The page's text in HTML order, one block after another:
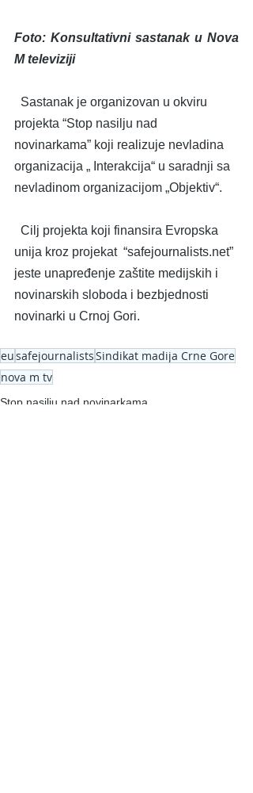
Foto: Konsultativni sastanak u Nova
M televiziji
projekta “Stop nasilju nad
novinarkama” koji realizuje nevladina
organizacija „ Interakcija“ u saradnji sa
nevladinom organizacijom „Objektiv“.
unija kroz projekat  “safejournalists.net”
jeste unapređenje zaštite medijskih i
novinarskih sloboda i bezbjednosti
novinarki u Crnoj Gori.
eusafejournalistsSindikat madija Crne Gore
nova m tv
Stop nasilju nad novinarkama